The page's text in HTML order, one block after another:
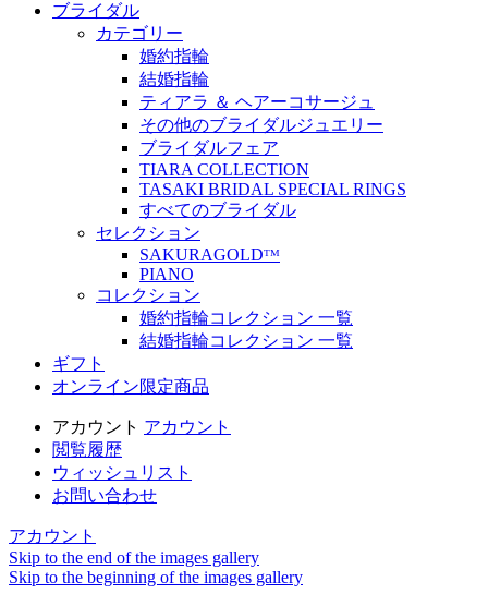
ブライダル
カテゴリー
婚約指輪
結婚指輪
ティアラ ＆ ヘアーコサージュ
その他のブライダルジュエリー
ブライダルフェア
TIARA COLLECTION
TASAKI BRIDAL SPECIAL RINGS
すべてのブライダル
セレクション
SAKURAGOLDᵀᴹ
PIANO
コレクション
婚約指輪コレクション 一覧
結婚指輪コレクション 一覧
ギフト
オンライン限定商品
アカウント アカウント
閲覧履歴
ウィッシュリスト
お問い合わせ
アカウント
Skip to the end of the images gallery
Skip to the beginning of the images gallery